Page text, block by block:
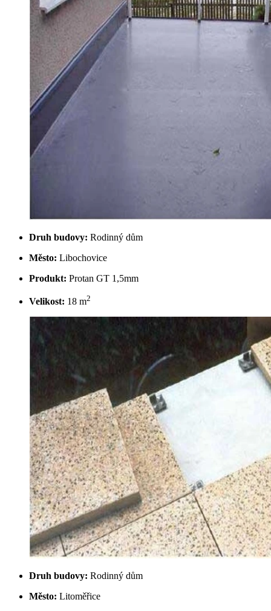
Druh budovy: Rodinný dům
Město: Libochovice
Produkt: Protan GT 1,5mm
Velikost: 18 m2
Druh budovy: Rodinný dům
Město: Litoměřice